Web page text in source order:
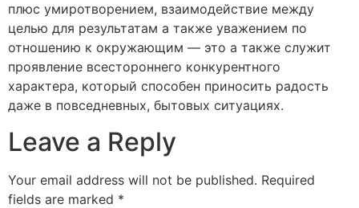
плюс умиротворением, взаимодействие между
целью для результатам а также уважением по
отношению к окружающим — это а также служит
проявление всестороннего конкурентного
характера, который способен приносить радость
даже в повседневных, бытовых ситуациях.
Leave a Reply
Your email address will not be published. Required
fields are marked *